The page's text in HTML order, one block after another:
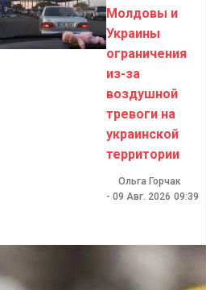
Молдовы и
Украины
ограничения
из-за
воздушной
тревоги на
украинской
территории
Ольга Горчак
- 09 Авг. 2026 09:39